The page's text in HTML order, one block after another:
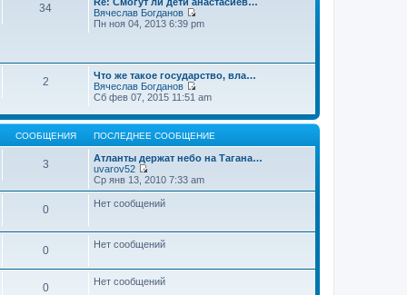
е
н
и
о
о
б
н
и
ю
с
л
е
м
у
с
о
б
щ
е
н
и
ю
и
п
д
е
м
у
с
о
о
щ
е
34
Вячеслав Богданов
П
й
т
к
о
с
л
д
е
м
е
Пн ноя 04, 2013 6:39 pm
2
Что же такое государство, вла…
Вячеслав Богданов
П
р
е
й
т
и
п
о
д
м
Сб фев 07, 2015 11:51 am
СООБЩЕНИЯ ПОСЛЕДНЕЕ СООБЩЕНИЕ
3
Атланты держат небо на Тагана…
uvarov52
П
е
р
е
т
и
с
Ср янв 13, 2010 7:33 am
0 Нет сообщений
0 Нет сообщений
0 Нет сообщений